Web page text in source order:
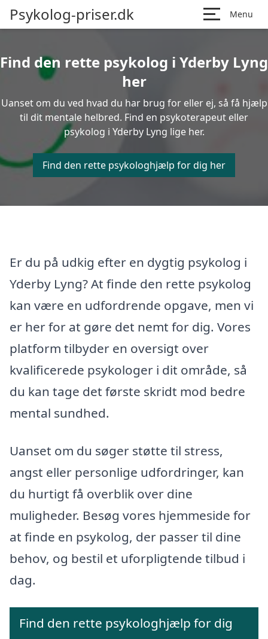
Psykolog-priser.dk Menu
Find den rette psykolog i Yderby Lyng
her
Uanset om du ved hvad du har brug for eller ej, så få hjælp
til dit mentale helbred. Find en psykoterapeut eller
psykolog i Yderby Lyng lige her.
Find den rette psykologhjælp for dig her
Er du på udkig efter en dygtig psykolog i
Yderby Lyng? At finde den rette psykolog
kan være en udfordrende opgave, men vi
er her for at gøre det nemt for dig. Vores
platform tilbyder en oversigt over
kvalificerede psykologer i dit område, så
du kan tage det første skridt mod bedre
mental sundhed.
Uanset om du søger støtte til stress,
angst eller personlige udfordringer, kan
du hurtigt få overblik over dine
muligheder. Besøg vores hjemmeside for
at finde en psykolog, der passer til dine
behov, og bestil et uforpligtende tilbud i
dag.
Find den rette psykologhjælp for dig